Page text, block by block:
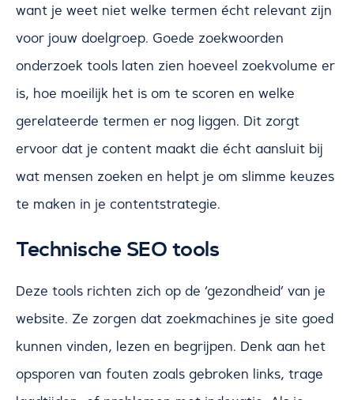
want je weet niet welke termen écht relevant zijn
voor jouw doelgroep. Goede zoekwoorden
onderzoek tools laten zien hoeveel zoekvolume er
is, hoe moeilijk het is om te scoren en welke
gerelateerde termen er nog liggen. Dit zorgt
ervoor dat je content maakt die écht aansluit bij
wat mensen zoeken en helpt je om slimme keuzes
te maken in je contentstrategie.
Technische SEO tools
Deze tools richten zich op de ‘gezondheid’ van je
website. Ze zorgen dat zoekmachines je site goed
kunnen vinden, lezen en begrijpen. Denk aan het
opsporen van fouten zoals gebroken links, trage